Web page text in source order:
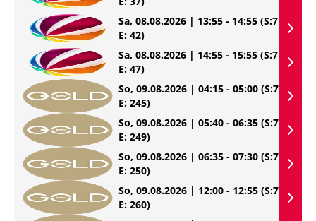
Sa, 08.08.2026 | 13:55 - 14:55 (S:7
E: 42)
Sa, 08.08.2026 | 14:55 - 15:55 (S:7
E: 47)
So, 09.08.2026 | 04:15 - 05:00 (S:7
E: 245)
So, 09.08.2026 | 05:40 - 06:35 (S:7
E: 249)
So, 09.08.2026 | 06:35 - 07:30 (S:7
E: 250)
So, 09.08.2026 | 12:00 - 12:55 (S:7
E: 260)